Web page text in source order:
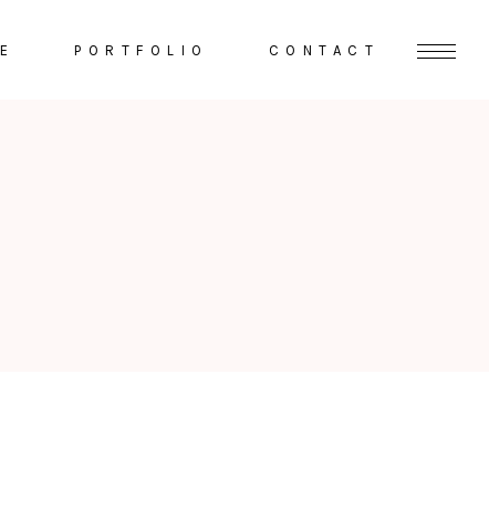
PORTFOLIO CONTACT